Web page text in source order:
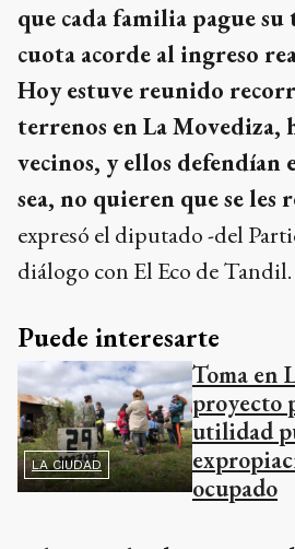
que cada familia pague
cuota acorde al ingreso
Hoy estuve reunido
terrenos en La Movediza,
vecinos, y ellos defendían
sea, no quieren que se les
expresó el diputado -del
diálogo con El Eco de Tandil.
Puede interesarte
LA CIUDAD
Toma en
proyecto
utilidad
ocupado